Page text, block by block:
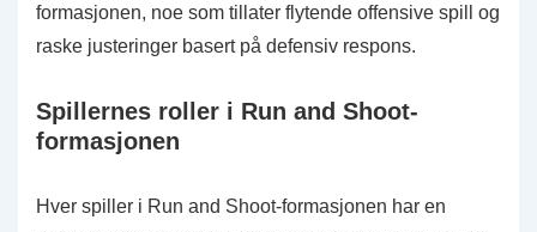
formasjonen, noe som tillater flytende offensive spill og
raske justeringer basert på defensiv respons.
Spillernes roller i Run and Shoot-
formasjonen
Hver spiller i Run and Shoot-formasjonen har en